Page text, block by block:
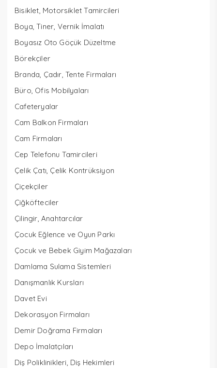
Bisiklet, Motorsiklet Tamircileri
Boya, Tiner, Vernik İmalatı
Boyasız Oto Göçük Düzeltme
Börekçiler
Branda, Çadır, Tente Firmaları
Büro, Ofis Mobilyaları
Cafeteryalar
Cam Balkon Firmaları
Cam Firmaları
Cep Telefonu Tamircileri
Çelik Çatı, Çelik Kontrüksiyon
Çiçekçiler
Çiğköfteciler
Çilingir, Anahtarcılar
Çocuk Eğlence ve Oyun Parkı
Çocuk ve Bebek Giyim Mağazaları
Damlama Sulama Sistemleri
Danışmanlık Kursları
Davet Evi
Dekorasyon Firmaları
Demir Doğrama Firmaları
Depo İmalatçıları
Diş Poliklinikleri, Diş Hekimleri